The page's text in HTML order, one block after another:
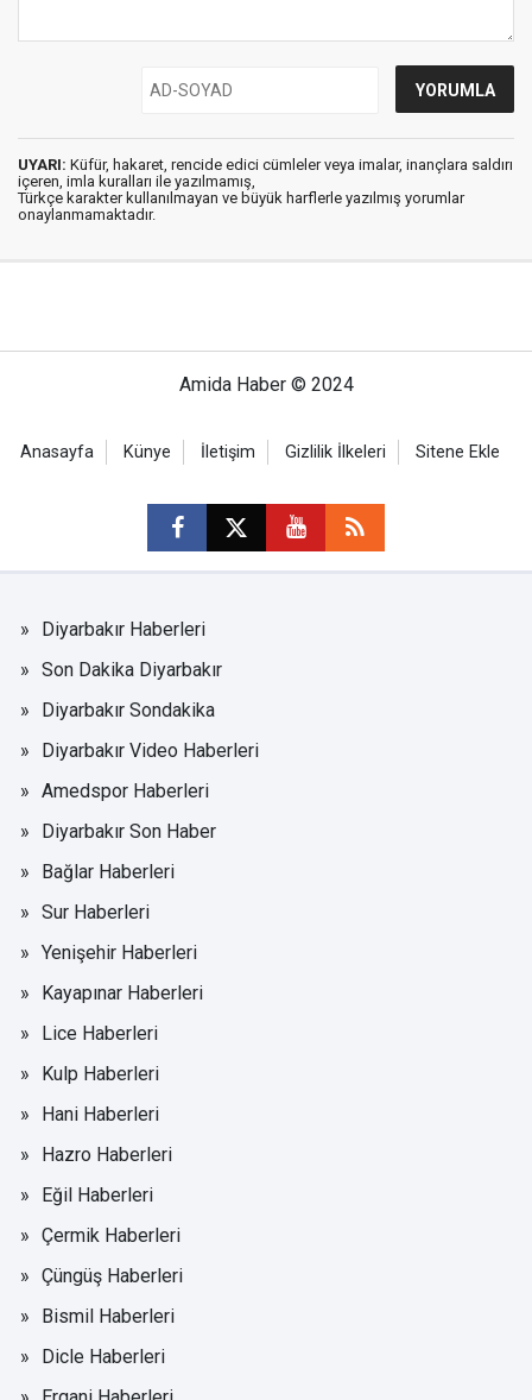
UYARI: Küfür, hakaret, rencide edici cümleler veya imalar, inançlara saldırı
içeren, imla kuralları ile yazılmamış,
Türkçe karakter kullanılmayan ve büyük harflerle yazılmış yorumlar
onaylanmamaktadır.
Amida Haber © 2024
Anasayfa Künye İletişim Gizlilik İlkeleri Sitene Ekle
Diyarbakır Haberleri
Son Dakika Diyarbakır
Diyarbakır Sondakika
Diyarbakır Video Haberleri
Amedspor Haberleri
Diyarbakır Son Haber
Bağlar Haberleri
Sur Haberleri
Yenişehir Haberleri
Kayapınar Haberleri
Lice Haberleri
Kulp Haberleri
Hani Haberleri
Hazro Haberleri
Eğil Haberleri
Çermik Haberleri
Çüngüş Haberleri
Bismil Haberleri
Dicle Haberleri